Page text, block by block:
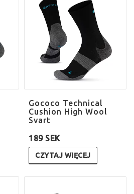
Gococo Technical
Cushion High Wool
Svart
189 SEK
CZYTAJ WIĘCEJ